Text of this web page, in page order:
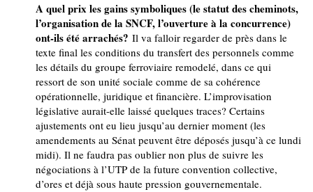
A quel prix les gains symboliques (le statut des cheminots,
l’organisation de la SNCF, l’ouverture à la concurrence)
ont-ils été arrachés? Il va falloir regarder de près dans le
texte final les conditions du transfert des personnels comme
les détails du groupe ferroviaire remodelé, dans ce qui
ressort de son unité sociale comme de sa cohérence
opérationnelle, juridique et financière. L’improvisation
législative aurait-elle laissé quelques traces? Certains
ajustements ont eu lieu jusqu’au dernier moment (les
amendements au Sénat peuvent être déposés jusqu’à ce lundi
midi). Il ne faudra pas oublier non plus de suivre les
négociations à l’UTP de la future convention collective,
d’ores et déjà sous haute pression gouvernementale.